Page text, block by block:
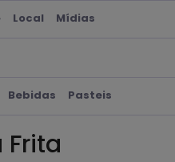
Local Mídias
Bebidas Pasteis
Frita